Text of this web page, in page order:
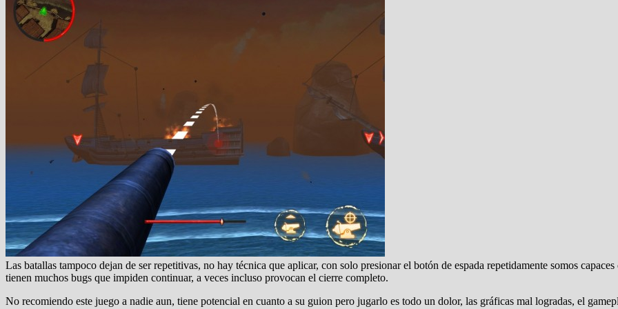
Las batallas tampoco dejan de ser repetitivas, no hay técnica que aplicar, con solo presionar el botón de espada repetidamente somos
tienen muchos bugs que impiden continuar, a veces incluso provocan el cierre completo.
No recomiendo este juego a nadie aun, tiene potencial en cuanto a su guion pero jugarlo es todo un dolor, las gráficas mal logradas, el